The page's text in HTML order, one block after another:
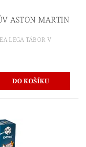
ASTON MARTIN
LEGA TÁBOR V